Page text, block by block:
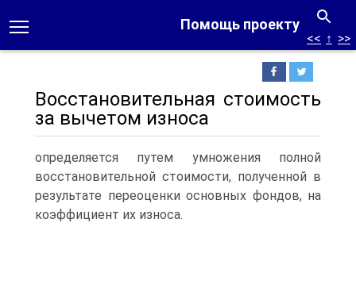
Помощь проекту
<< ↑ >>
Восстановительная стоимость
за вычетом износа
определяется путем умножения полной
восстановительной стоимости, полученной в
результате переоценки основных фондов, на
коэффициент их износа.